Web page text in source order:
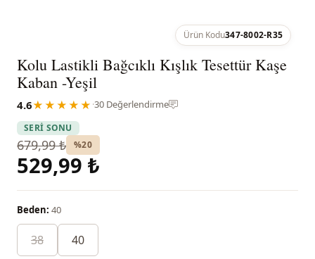
Ürün Kodu347-8002-R35
Kolu Lastikli Bağcıklı Kışlık Tesettür Kaşe
Kaban -Yeşil
4.6★★★★★ ·30 Değerlendirme
SERİ SONU
679,99 ₺ %20
529,99 ₺
Beden: 40
38 40